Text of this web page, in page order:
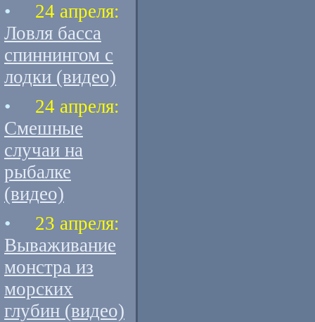
• 24 апреля:
Ловля басса
спиннингом с
лодки (видео)
• 24 апреля:
Смешные
случаи на
рыбалке
(видео)
• 23 апреля:
Вываживание
монстра из
морских
глубин (видео)